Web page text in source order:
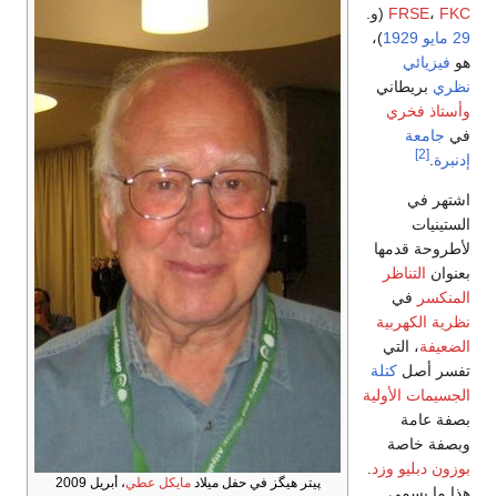
پيتر هيگز في حفل ميلادمايكل عطي، أبريل 2009
FRSE، FKC
(و.
29 مايو
1929)،
هو فيزيائي
نظري بريطاني
وأستاذ فخري
في جامعة
إدنبرة [2]
اشتهر في
الستينيات
لأطروحة قدمها
بعنوان التناظر
المنكسر في
نظرية الكهربية
الضعيفة، التي
تفسر أصل كتلة
الجسيمات الأولية
بصفة عامة
وبصفة خاصة
بوزون دبليو وزد